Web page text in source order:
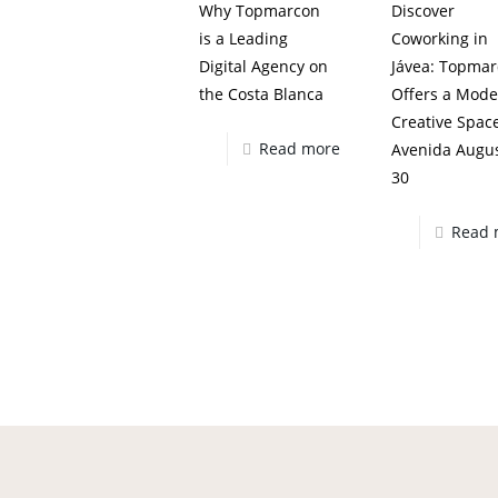
Why Topmarcon
is a Leading
Digital Agency on
the Costa Blanca
Read more
Discover
Coworking in
Jávea:
Offers a
Creative
Avenida
30
Read